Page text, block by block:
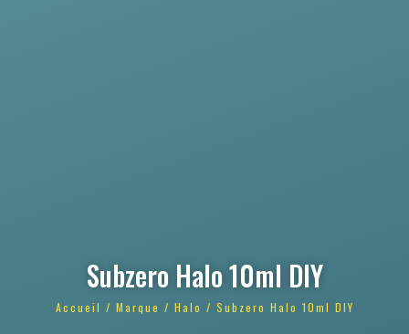
Subzero Halo 10ml DIY
Accueil / Marque / Halo / Subzero Halo 10ml DIY